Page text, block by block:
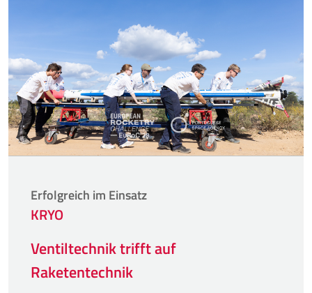
Erfolgreich im Einsatz
KRYO
Ventiltechnik trifft auf
Raketentechnik